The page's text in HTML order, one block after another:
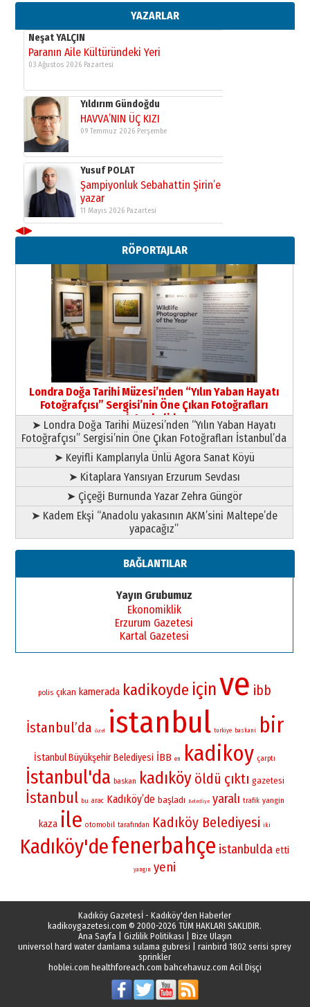
YAZARLAR
11 Mayıs 2026 Pazartesi
Neşat YALÇIN
Paranın Aile Kültüründeki Yeri
03 Ağustos 2026 Pazartesi
Yıldırım Gündoğdu
HAVVA’NIN ÜÇ KIZI
09 Temmuz 2026 Perşembe
Yusuf POLAT
Şampiyonluk Sebahattin Şirin’e
yazar
11 Mayıs 2026 Pazartesi
Neşat YALÇIN
Paranın Aile Kültüründeki Yeri
03 Ağustos 2026 Pazartesi
Yıldırım Gündoğdu
HAVVA’NIN ÜÇ KIZI
09 Temmuz 2026 Perşembe
Yusuf POLAT
Şampiyonluk Sebahattin Şirin’e
yazar
11 Mayıs 2026 Pazartesi
◀▶
RÖPORTAJLAR
Londra Doğa Tarihi Müzesi’nden “Yılın Yaban Hayatı
Fotoğrafçısı” Sergisi’nin Öne Çıkan Fotoğrafları
İstanbul’da
➤ Londra Doğa Tarihi Müzesi’nden “Yılın Yaban Hayatı
Fotoğrafçısı” Sergisi’nin Öne Çıkan Fotoğrafları İstanbul’da
➤ Keyifli Kamplarıyla Ünlü Agora Sanat Köyü
➤ Kitaplara Yansıyan Erzurum Sevdası
➤ Çiçeği Burnunda Yazar Zehra Güngör
➤ Kadem Ekşi “Anadolu yakasının AKM’sini Maltepe’de
yapacağız”
BAĞLANTILAR
Yayın Grubumuz
Ekonomiklik
Erzurum Gazetesi
Kartal Gazetesi
polis çıkan kamerada kadikoyde içinve ibb
İstanbul’da özel istanbul turkiye baskani bir
İstanbul Büyükşehir Belediyesi İBB en kadikoy çarptı
İstanbul'da baskan kadıköy öldü çıktı gazetesi
İstanbul bu arac Kadıköy’de başladı Belediye yaralı trafik yangin
kaza ile otomobil tarafından Kadıköy Belediyesi iki
Kadıköy'defenerbahçe istanbulda etti
yangın yeni
Kadıköy Gazetesİ - Kadıköy'den Haberler
kadikoygazetesi.com © 2000-2026 TÜM HAKLARI SAKLIDIR.
Ana Sayfa| Gizlilik Politikası
Bize Ulaşın
universol hard water damlama sulama gubresi |rainbird 1802 serisi sprey
sprinkler
hoblei.com healthforeach.com bahcehavuz.com Acil Dişçi